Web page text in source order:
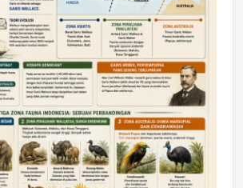
Jumat, 10 Jul 2026 19:01